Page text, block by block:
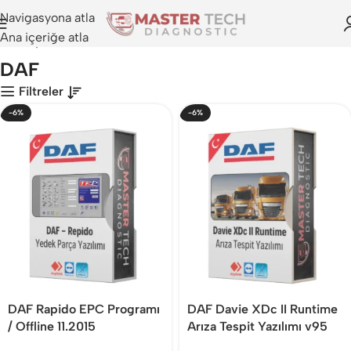
Navigasyona atla
Ana içeriğe atla
Anasayfa>DAF
DAF
Filtreler
-6%
DAF Rapido EPC Programı
/ Offline 11.2015
-6%
DAF Davie XDc II Runtime
Arıza Tespit Yazılımı v95